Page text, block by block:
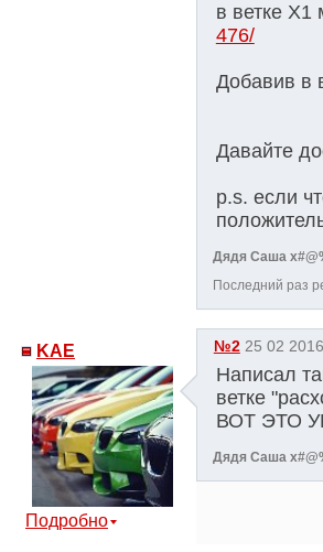
в ветке Х1
476/
Добавив в
Давайте
p.s. если
Дядя Саша
Последний раз
KAE
Подробно
№2 25 02
Написал
ветке
ВОТ ЭТО
Дядя Саша